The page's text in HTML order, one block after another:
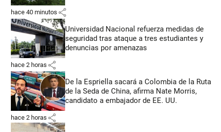
hace 40 minutos share
Universidad Nacional refuerza medidas de
seguridad tras ataque a tres estudiantes y
denuncias por amenazas
hace 2 horas share
De la Espriella sacará a Colombia de la Ruta
de la Seda de China, afirma Nate Morris,
candidato a embajador de EE. UU.
hace 2 horas share